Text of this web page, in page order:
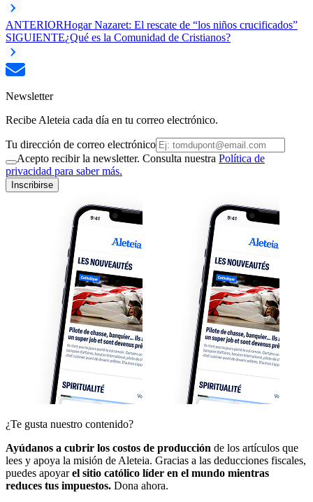
ANTERIORHogar Nazaret: El rescate de “los niños crucificados”
SIGUIENTE¿Qué es la Comunidad de Cristianos?
Newsletter
Recibe Aleteia cada día en tu correo electrónico.
Tu dirección de correo electrónico
Acepto recibir la newsletter. Consulta nuestra Política de
privacidad para saber más.
Inscribirse
¿Te gusta nuestro contenido?
Ayúdanos a cubrir los costos de producción de los artículos que
lees y apoya la misión de Aleteia. Gracias a las deducciones fiscales,
puedes apoyarel sitio católico líder en el mundo mientras
reduces tus impuestos. Dona ahora.